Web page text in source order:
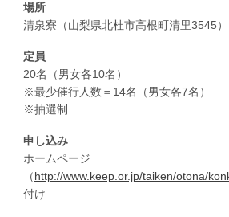
場所
清泉寮（山梨県北杜市高根町清里3545）
定員
20名（男女各10名）
※最少催行人数＝14名（男女各7名）
※抽選制
申し込み
ホームページ
（http://www.keep.or.jp/taiken/otona/
付け